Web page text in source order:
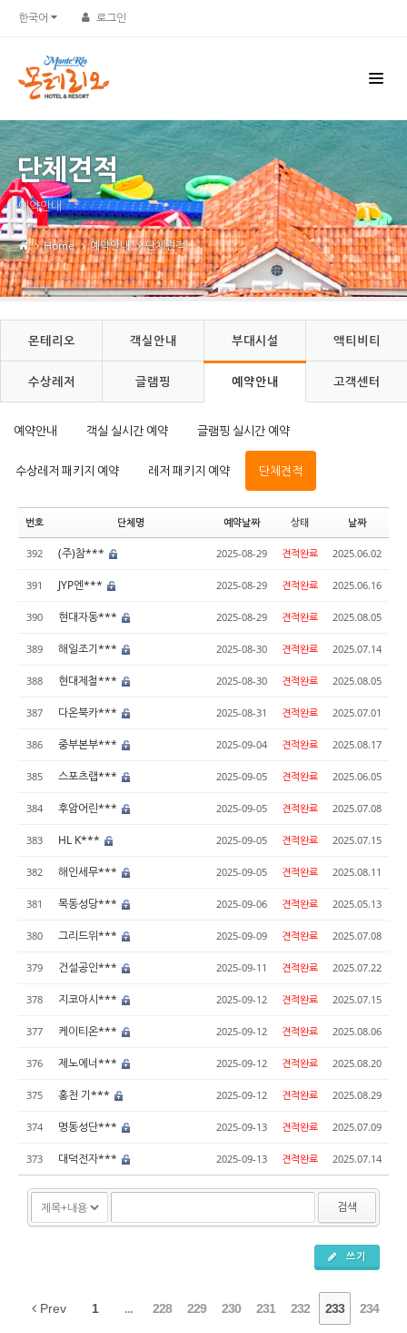
한국어 로그인
단체견적
예약안내
Home 예약안내 단체견적
몬테리오 객실안내 부대시설 액티비티
수상레저 글램핑 예약안내 고객센터
예약안내 객실 실시간 예약 글램핑 실시간 예약
수상레저 패키지 예약 레저 패키지 예약 단체견적
번호 단체명 예약날짜 상태 날짜
392 (주)참*** 2025-08-29 견적완료 2025.06.02
391 JYP엔*** 2025-08-29 견적완료 2025.06.16
390 현대자동*** 2025-08-29 견적완료 2025.08.05
389 해일조기*** 2025-08-30 견적완료 2025.07.14
388 현대제철*** 2025-08-30 견적완료 2025.08.05
387 다온북카*** 2025-08-31 견적완료 2025.07.01
386 중부본부*** 2025-09-04 견적완료 2025.08.17
385 스포츠랩*** 2025-09-05 견적완료 2025.06.05
384 후암어린*** 2025-09-05 견적완료 2025.07.08
383 HL K*** 2025-09-05 견적완료 2025.07.15
382 해인세무*** 2025-09-05 견적완료 2025.08.11
381 목동성당*** 2025-09-06 견적완료 2025.05.13
380 그리드위*** 2025-09-09 견적완료 2025.07.08
379 건설공인*** 2025-09-11 견적완료 2025.07.22
378 지코아시*** 2025-09-12 견적완료 2025.07.15
377 케이티온*** 2025-09-12 견적완료 2025.08.06
376 제노에너*** 2025-09-12 견적완료 2025.08.20
375 홍천 기*** 2025-09-12 견적완료 2025.08.29
374 명동성단*** 2025-09-13 견적완료 2025.07.09
373 대덕전자*** 2025-09-13 견적완료 2025.07.14
검색
쓰기
Prev 1 ... 228 229 230 231 232 233 234
Sketchbook5, 스케치북5